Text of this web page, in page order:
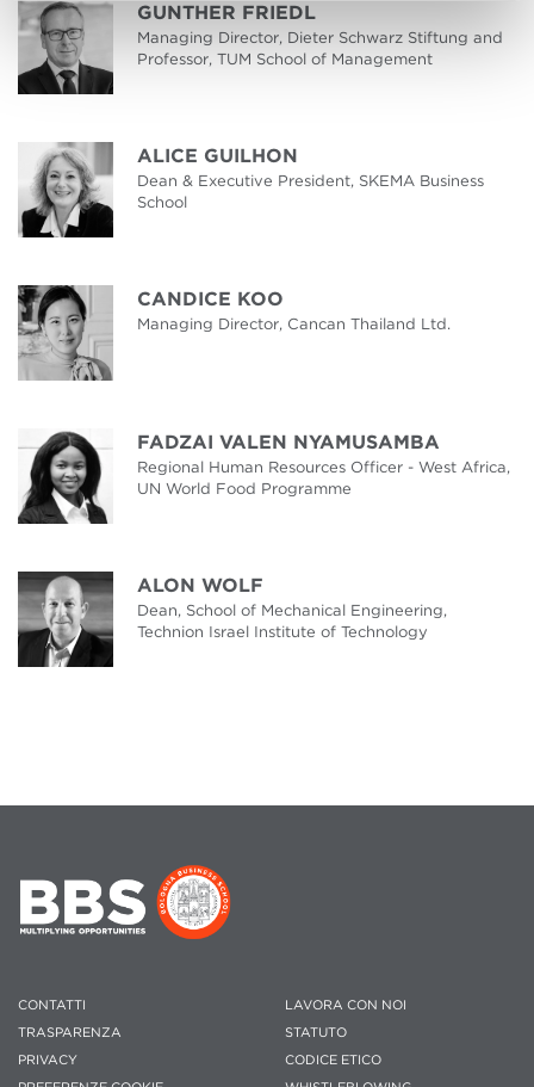
GUNTHER FRIEDL
Managing Director, Dieter Schwarz Stiftung and
Professor, TUM School of Management
ALICE GUILHON
Dean & Executive President, SKEMA Business
School
CANDICE KOO
Managing Director, Cancan Thailand Ltd.
FADZAI VALEN NYAMUSAMBA
Regional Human Resources Officer - West Africa,
UN World Food Programme
ALON WOLF
Dean, School of Mechanical Engineering,
Technion Israel Institute of Technology
CONTATTI
TRASPARENZA
PRIVACY
LAVORA CON NOI
STATUTO
CODICE ETICO